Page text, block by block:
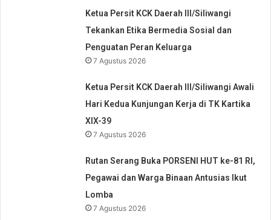
Ketua Persit KCK Daerah III/Siliwangi
Tekankan Etika Bermedia Sosial dan
Penguatan Peran Keluarga
7 Agustus 2026
Ketua Persit KCK Daerah III/Siliwangi Awali
Hari Kedua Kunjungan Kerja di TK Kartika
XIX-39
7 Agustus 2026
Rutan Serang Buka PORSENI HUT ke-81 RI,
Pegawai dan Warga Binaan Antusias Ikut
Lomba
7 Agustus 2026